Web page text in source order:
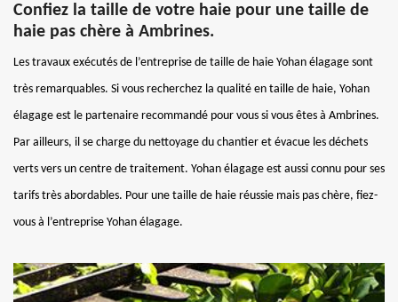
Confiez la taille de votre haie pour une taille de
haie pas chère à Ambrines.
Les travaux exécutés de l’entreprise de taille de haie Yohan élagage sont
très remarquables. Si vous recherchez la qualité en taille de haie, Yohan
élagage est le partenaire recommandé pour vous si vous êtes à Ambrines.
Par ailleurs, il se charge du nettoyage du chantier et évacue les déchets
verts vers un centre de traitement. Yohan élagage est aussi connu pour ses
tarifs très abordables. Pour une taille de haie réussie mais pas chère, fiez-
vous à l’entreprise Yohan élagage.